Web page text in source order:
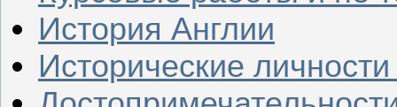
История Англии
Исторические